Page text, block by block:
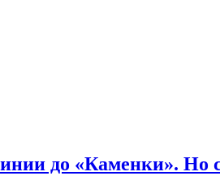
до «Каменки». Но